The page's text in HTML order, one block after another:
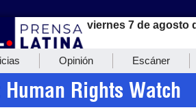
viernes 7 de agosto
Opinión Escáner
Human Rights Watch